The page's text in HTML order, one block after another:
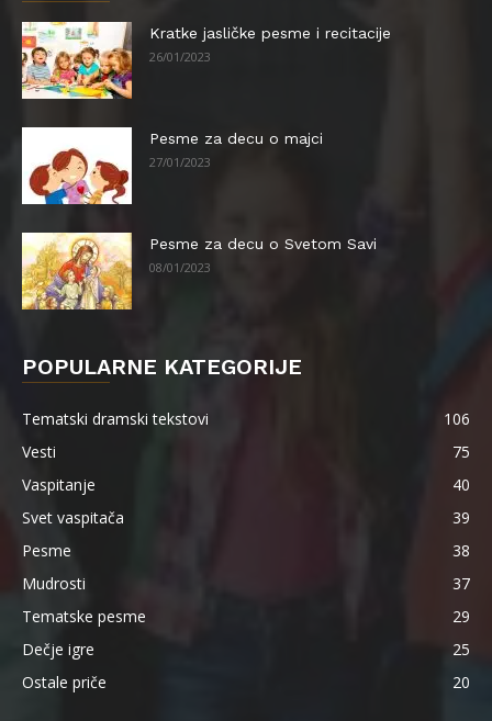
Kratke jasličke pesme i recitacije
26/01/2023
Pesme za decu o majci
27/01/2023
Pesme za decu o Svetom Savi
08/01/2023
POPULARNE KATEGORIJE
Tematski dramski tekstovi
106
Vesti
75
Vaspitanje
40
Svet vaspitača
39
Pesme
38
Mudrosti
37
Tematske pesme
29
Dečje igre
25
Ostale priče
20